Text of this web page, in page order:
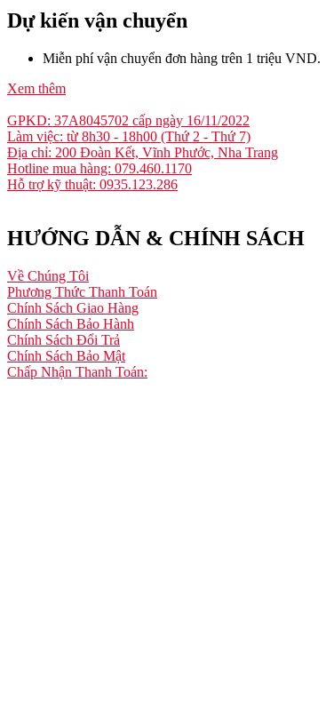
Dự kiến vận chuyển
Miễn phí vận chuyển đơn hàng trên 1 triệu VND.
Xem thêm
GPKD: 37A8045702 cấp ngày 16/11/2022
Làm việc: từ 8h30 - 18h00 (Thứ 2 - Thứ 7)
Địa chỉ: 200 Đoàn Kết, Vĩnh Phước, Nha Trang
Hotline mua hàng: 079.460.1170
Hỗ trợ kỹ thuật: 0935.123.286
HƯỚNG DẪN & CHÍNH SÁCH
Về Chúng Tôi
Phương Thức Thanh Toán
Chính Sách Giao Hàng
Chính Sách Bảo Hành
Chính Sách Đổi Trả
Chính Sách Bảo Mật
Chấp Nhận Thanh Toán: